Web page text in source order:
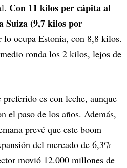
Con 11 kilos per cápita al
Suiza (9,7 kilos por
lo ocupa Estonia, con 8,8 kilos.
ronda los 2 kilos, lejos de
es con leche, aunque
el paso de los años. Además,
prevé que este boom
del mercado de 6,3%
movió 12.000 millones de